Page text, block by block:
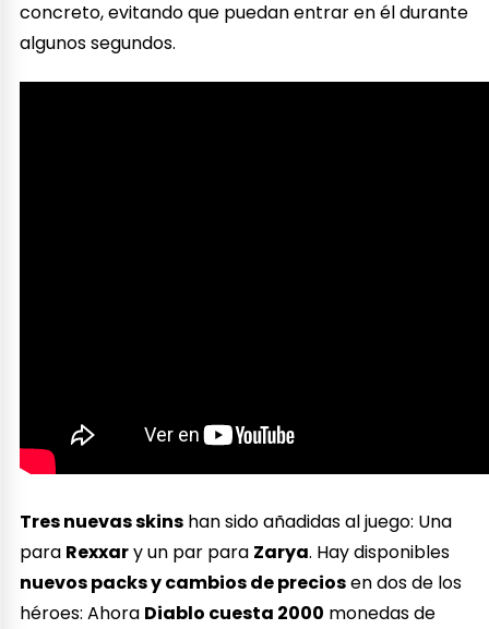
concreto, evitando que puedan entrar en él durante
algunos segundos.
Tres nuevas skins han sido añadidas al juego: Una
para Rexxary un par para Zarya. Hay disponibles
nuevos packs y cambios de preciosen dos de los
héroes: Ahora Diablo cuesta 2000 monedas de